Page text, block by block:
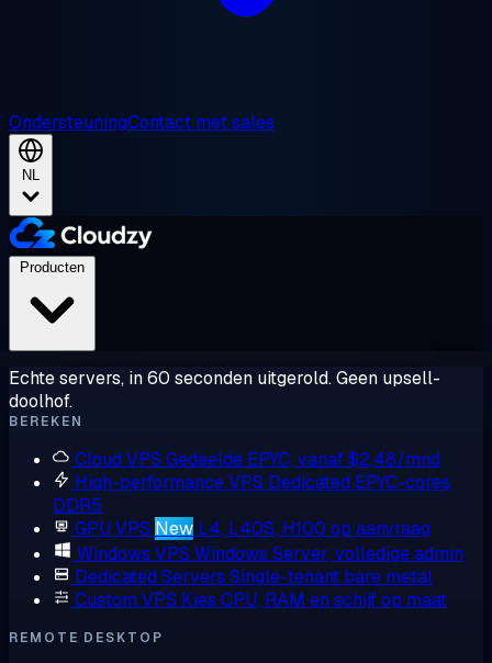
OndersteuningContact met sales
NL
Echte servers, in 60 seconden uitgerold. Geen upsell-
doolhof.
BEREKEN
Cloud VPS Gedeelde EPYC, vanaf $2,48/mnd
High-performance VPS Dedicated EPYC-cores,
DDR5
GPU VPS New L4, L40S, H100 op aanvraag
Windows VPS Windows Server, volledige admin
Dedicated Servers Single-tenant bare metal
Custom VPS Kies CPU, RAM en schijf op maat
REMOTE DESKTOP